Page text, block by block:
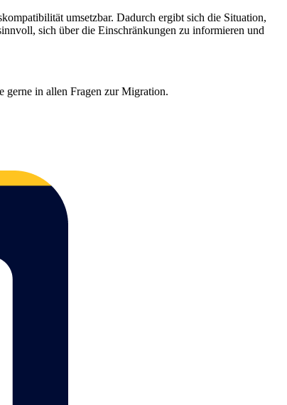
umsetzbar. Dadurch ergibt sich die Situation,
sich über die Einschränkungen zu informieren und
gerne in allen Fragen zur Migration.